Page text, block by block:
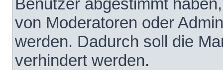
Benutzer abgestimmt
von Moderatoren oder
werden. Dadurch soll die
verhindert werden.